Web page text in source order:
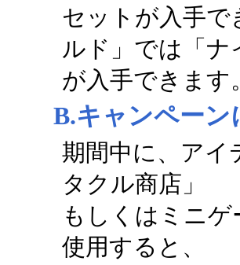
セットが入手
ルド」では「ナ
が入手できます
B.キャンペーン
期間中に、アイ
タクル商店」
もしくはミニゲ
使用すると、